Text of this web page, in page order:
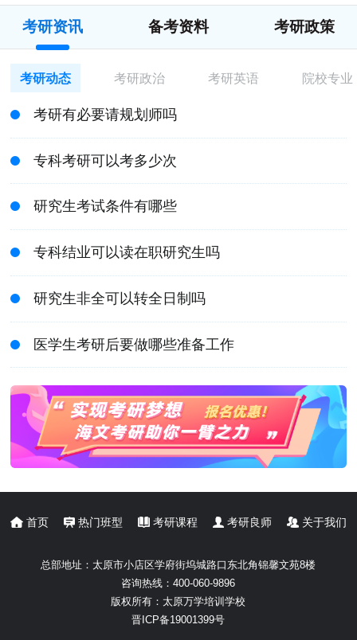
考研资讯 备考资料 考研政策
考研动态 考研政治 考研英语 院校专业
考研有必要请规划师吗
专科考研可以考多少次
研究生考试条件有哪些
专科结业可以读在职研究生吗
研究生非全可以转全日制吗
医学生考研后要做哪些准备工作
首页 热门班型 考研课程 考研良师 关于我们
总部地址：太原市小店区学府街坞城路口东北角锦馨文苑8楼
咨询热线：400-060-9896
版权所有：太原万学培训学校
晋ICP备19001399号